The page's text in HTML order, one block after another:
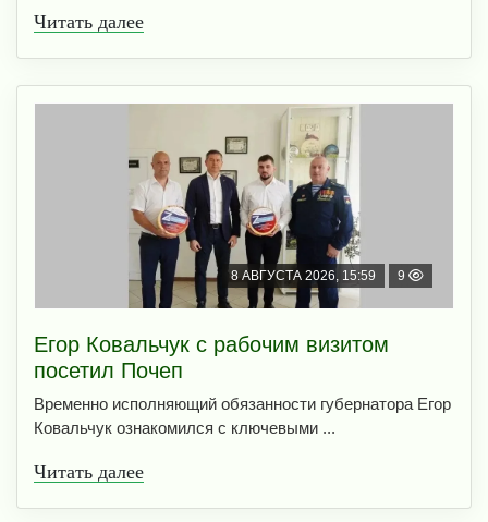
Читать далее
8 АВГУСТА 2026, 15:59 9
Егор Ковальчук с рабочим визитом
посетил Почеп
Временно исполняющий обязанности губернатора Егор
Ковальчук ознакомился с ключевыми ...
Читать далее